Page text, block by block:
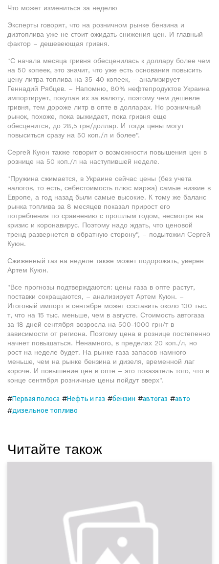
Что может измениться за неделю
Эксперты говорят, что на розничном рынке бензина и
дизтоплива уже не стоит ожидать снижения цен. И главный
фактор – дешевеющая гривня.
"С начала месяца гривня обесценилась к доллару более чем
на 50 копеек, это значит, что уже есть основания повысить
цену литра топлива на 35-40 копеек, – анализирует
Геннадий Рябцев. – Напомню, 80% нефтепродуктов Украина
импортирует, покупая их за валюту, поэтому чем дешевле
гривня, тем дороже литр в опте в долларах. Но розничный
рынок, похоже, пока выжидает, пока гривня еще
обесценится, до 28,5 грн/доллар. И тогда цены могут
повыситься сразу на 50 коп./л и более".
Сергей Куюн также говорит о возможности повышения цен в
рознице на 50 коп./л на наступившей неделе.
"Пружина сжимается, в Украине сейчас цены (без учета
налогов, то есть, себестоимость плюс маржа) самые низкие в
Европе, а год назад были самые высокие. К тому же баланс
рынка топлива за 8 месяцев показал прирост его
потребления по сравнению с прошлым годом, несмотря на
кризис и коронавирус. Поэтому надо ждать, что ценовой
тренд развернется в обратную сторону", – подытожил Сергей
Куюн.
Сжиженный газ на неделе также может подорожать, уверен
Артем Куюн.
"Все прогнозы подтверждаются: цены газа в опте растут,
поставки сокращаются, – анализирует Артем Куюн. –
Итоговый импорт в сентябре может составить около 130 тыс.
т, что на 15 тыс. меньше, чем в августе. Стоимость автогаза
за 18 дней сентября возросла на 500-1000 грн/т в
зависимости от региона. Поэтому цена в рознице постепенно
начнет повышаться. Ненамного, в пределах 20 коп./л, но
рост на неделе будет. На рынке газа запасов намного
меньше, чем на рынке бензина и дизеля, временной лаг
короче. И повышение цен в опте – это показатель того, что в
конце сентября розничные цены пойдут вверх".
#Первая полоса #Нефть и газ #бензин #автогаз #авто
#дизельное топливо
Читайте також